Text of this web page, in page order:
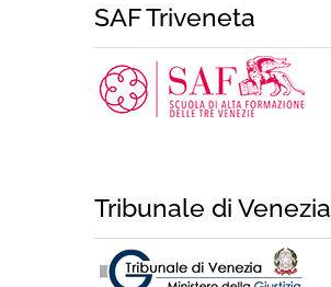
SAF Triveneta
Tribunale di Venezia